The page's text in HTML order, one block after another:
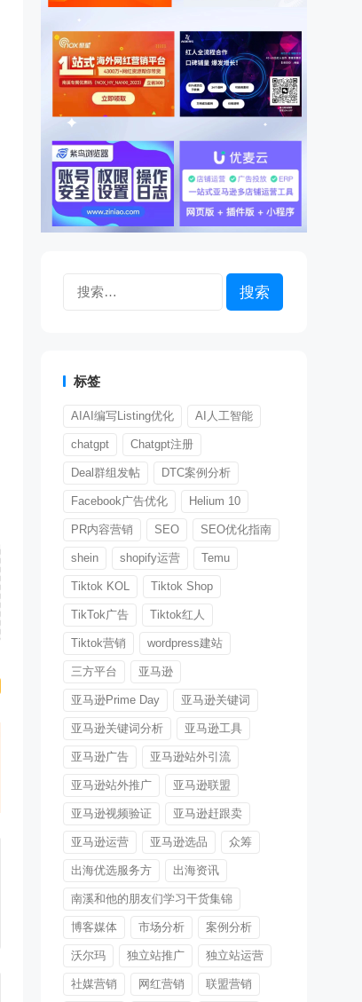
标签
AIAI编写Listing优化 AI人工智能
chatgpt Chatgpt注册
Deal群组发帖 DTC案例分析
Facebook广告优化 Helium 10
PR内容营销 SEO SEO优化指南
shein shopify运营 Temu
Tiktok KOL Tiktok Shop
TikTok广告 Tiktok红人
Tiktok营销 wordpress建站
三方平台 亚马逊
亚马逊Prime Day 亚马逊关键词
亚马逊关键词分析 亚马逊工具
亚马逊广告 亚马逊站外引流
亚马逊站外推广 亚马逊联盟
亚马逊视频验证 亚马逊赶跟卖
亚马逊运营 亚马逊选品 众筹
出海优选服务方 出海资讯
南溪和他的朋友们学习干货集锦
博客媒体 市场分析 案例分析
沃尔玛 独立站推广 独立站运营
社媒营销 网红营销 联盟营销